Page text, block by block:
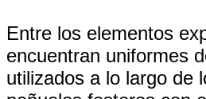
Entre los elementos
encuentran uniformes
utilizados a lo largo de